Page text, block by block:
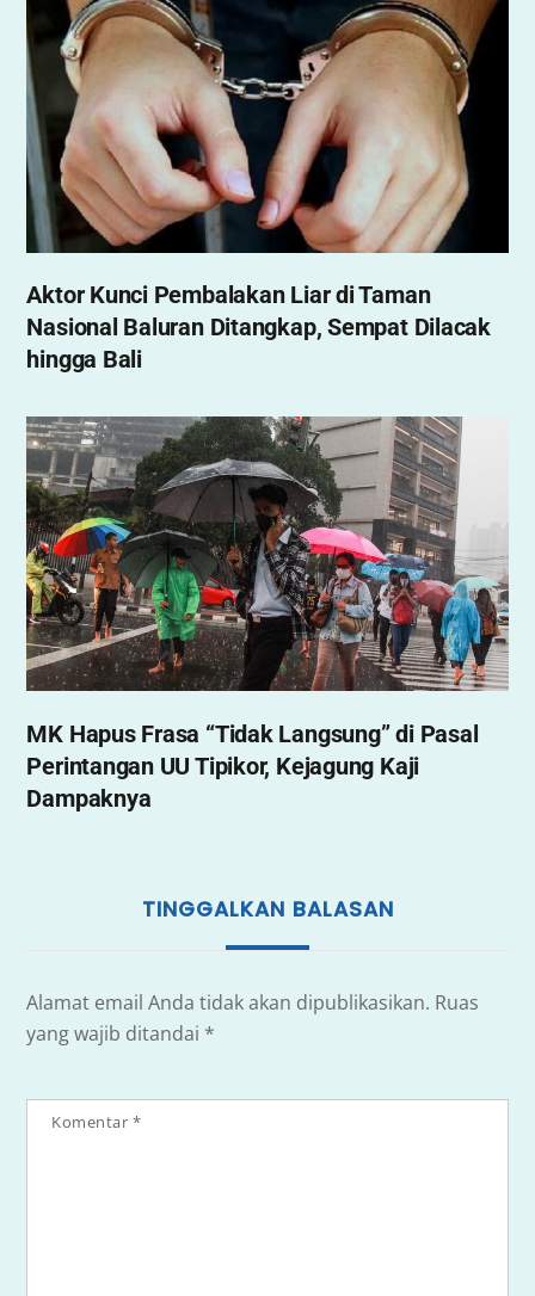
Aktor Kunci Pembalakan Liar di Taman
Nasional Baluran Ditangkap, Sempat Dilacak
hingga Bali
MK Hapus Frasa “Tidak Langsung” di Pasal
Perintangan UU Tipikor, Kejagung Kaji
Dampaknya
TINGGALKAN BALASAN
Alamat email Anda tidak akan dipublikasikan. Ruas
yang wajib ditandai *
Komentar*